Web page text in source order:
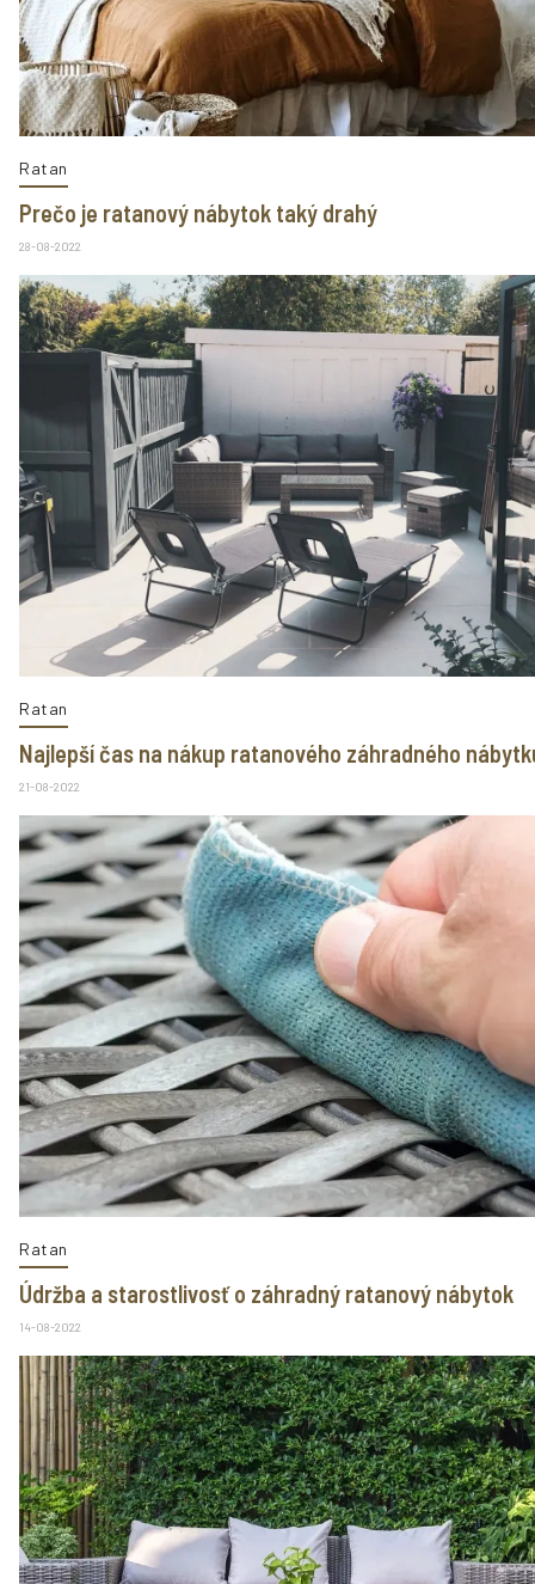
Ratan
Prečo je ratanový nábytok taký drahý
28-08-2022
Ratan
Najlepší čas na nákup ratanového záhradného
21-08-2022
Ratan
Údržba a starostlivosť o záhradný ratanový nábytok
14-08-2022